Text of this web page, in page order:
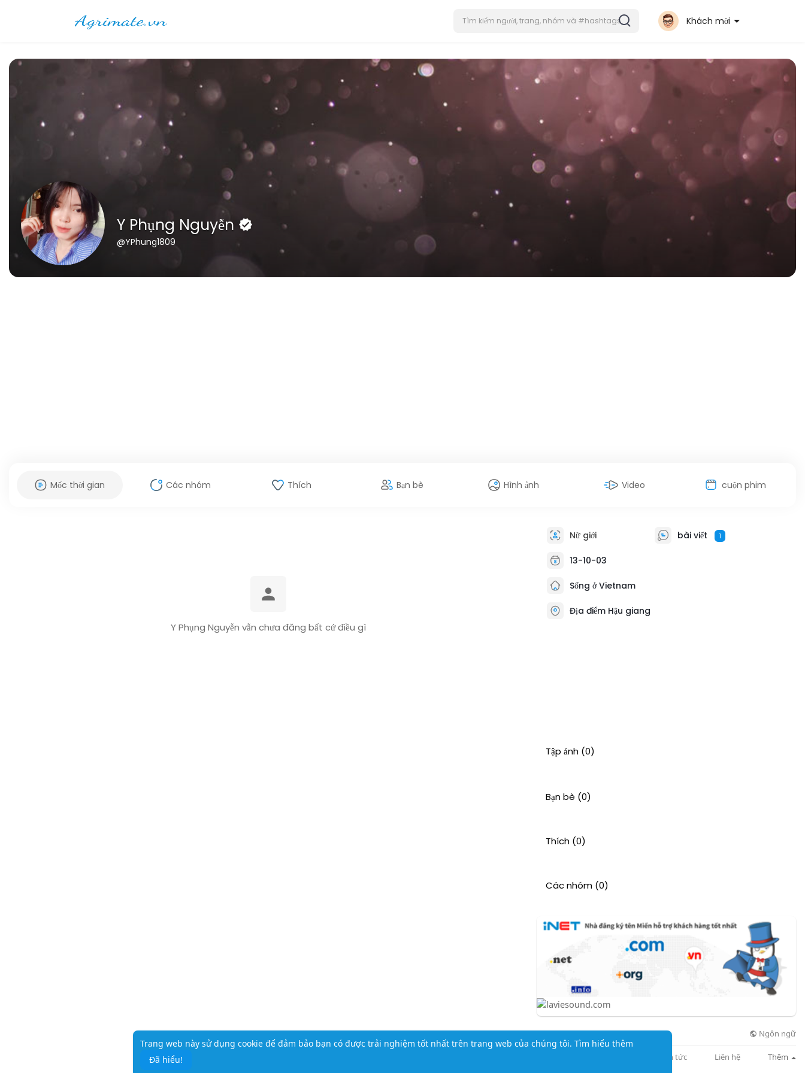
Trang web này sử dụng cookie để đảm bảo bạn có được trải nghiệm tốt nhất trên trang web của chúng tôi. Tìm hiểu thêm
Đã hiểu!
Khách mời
Y Phụng Nguyễn
@YPhung1809
Mốc thời gian Các nhóm Thích Bạn bè Hình ảnh Video cuộn phim
Y Phụng Nguyễn vẫn chưa đăng bất cứ điều gì
Nữ giới bài viết 1
13-10-03
Sống ở Vietnam
Địa điểm Hậu giang
Tập ảnh (0)
Bạn bè (0)
Thích (0)
Các nhóm (0)
© 2026 Agrimate.vn Ngôn ngữ
Tin tức Liên hệ Thêm